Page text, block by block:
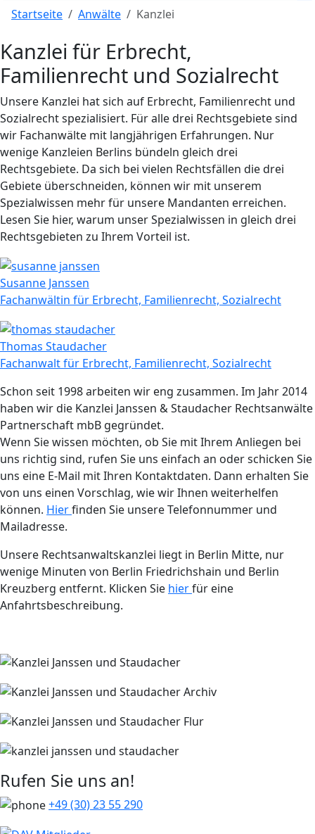
Startseite Anwälte Kanzlei
Kanzlei für Erbrecht,
Familienrecht und Sozialrecht
Unsere Kanzlei hat sich auf Erbrecht, Familienrecht und
Sozialrecht spezialisiert. Für alle drei Rechtsgebiete sind
wir Fachanwälte mit langjährigen Erfahrungen. Nur
wenige Kanzleien Berlins bündeln gleich drei
Rechtsgebiete. Da sich bei vielen Rechtsfällen die drei
Gebiete überschneiden, können wir mit unserem
Spezialwissen mehr für unsere Mandanten erreichen.
Lesen Sie hier, warum unser Spezialwissen in gleich drei
Rechtsgebieten zu Ihrem Vorteil ist.
Susanne Janssen
Fachanwältin für Erbrecht, Familienrecht, Sozialrecht
Thomas Staudacher
Fachanwalt für Erbrecht, Familienrecht, Sozialrecht
Schon seit 1998 arbeiten wir eng zusammen. Im Jahr 2014
haben wir die Kanzlei Janssen & Staudacher Rechtsanwälte
Partnerschaft mbB gegründet.
Wenn Sie wissen möchten, ob Sie mit Ihrem Anliegen bei
uns richtig sind, rufen Sie uns einfach an oder schicken Sie
uns eine E-Mail mit Ihren Kontaktdaten. Dann erhalten Sie
von uns einen Vorschlag, wie wir Ihnen weiterhelfen
können. Hierfinden Sie unsere Telefonnummer und
Mailadresse.
Unsere Rechtsanwaltskanzlei liegt in Berlin Mitte, nur
wenige Minuten von Berlin Friedrichshain und Berlin
Kreuzberg entfernt. Klicken Sie hierfür eine
Anfahrtsbeschreibung.
Rufen Sie uns an!
+49 (30) 23 55 290